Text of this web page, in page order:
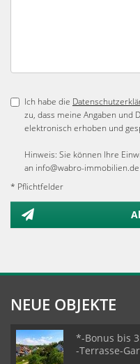
Ich habe die
zu, dass meine Angaben und
elektronisch erhoben und
Hinweis: Sie können Ihre
an info@wabro-
* Pflichtfelder
NEUE OBJEKTE
*-Bonus bis
-Terrasse-